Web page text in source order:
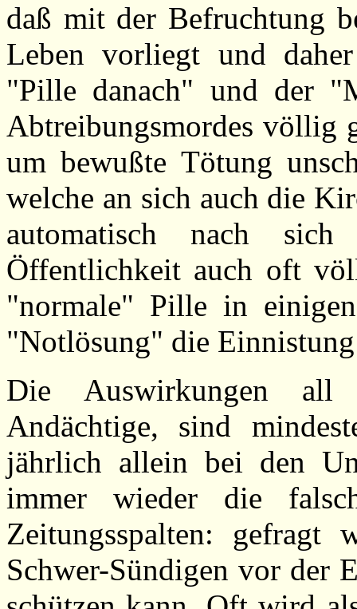
daß mit der Befruchtung
Leben vorliegt und
"Pille danach" und der
Abtreibungsmordes völlig
um bewußte Tötung
welche an sich auch die
automatisch nach
Öffentlichkeit auch oft
"normale" Pille in
"Notlösung" die
Die Auswirkungen all
Andächtige, sind
jährlich allein bei den
immer wieder die
Zeitungsspalten:
Schwer-Sündigen vor der